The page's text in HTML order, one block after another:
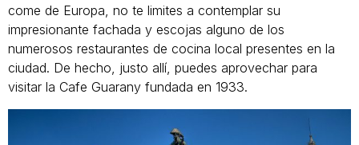
come de Europa, no te limites a contemplar su
impresionante fachada y escojas alguno de los
numerosos restaurantes de cocina local presentes en la
ciudad. De hecho, justo allí, puedes aprovechar para
visitar la Cafe Guarany fundada en 1933.